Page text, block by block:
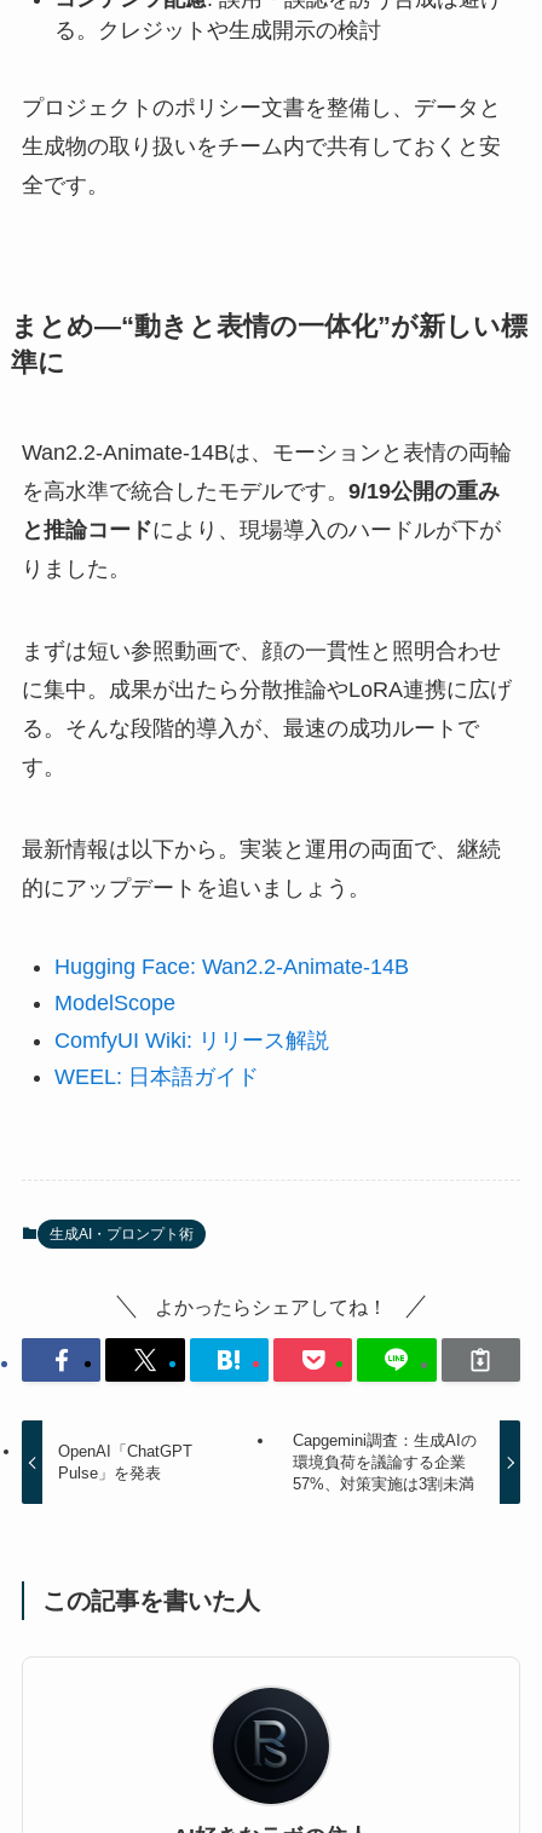
る。クレジットや生成開示の検討
プロジェクトのポリシー文書を整備し、データと
生成物の取り扱いをチーム内で共有しておくと安
全です。
まとめ—“動きと表情の一体化”が新しい標
準に
Wan2.2-Animate-14Bは、モーションと表情の両輪
を高水準で統合したモデルです。 9/19公開の重み
と推論コードにより、現場導入のハードルが下が
りました。
まずは短い参照動画で、顔の一貫性と照明合わせ
に集中。成果が出たら分散推論やLoRA連携に広げ
る。そんな段階的導入が、最速の成功ルートで
す。
最新情報は以下から。実装と運用の両面で、継続
的にアップデートを追いましょう。
Hugging Face: Wan2.2-Animate-14B
ModelScope
ComfyUI Wiki: リリース解説
WEEL: 日本語ガイド
生成AI・プロンプト術
よかったらシェアしてね！
OpenAI「ChatGPT
Pulse」を発表
Capgemini調査：生成AIの
環境負荷を議論する企業
57%、対策実施は3割未満
この記事を書いた人